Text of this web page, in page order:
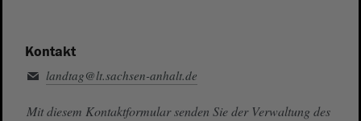
Kontakt
landtag@lt.sachsen-anhalt.de
Mit diesem Kontaktformular senden Sie der Verwaltung des